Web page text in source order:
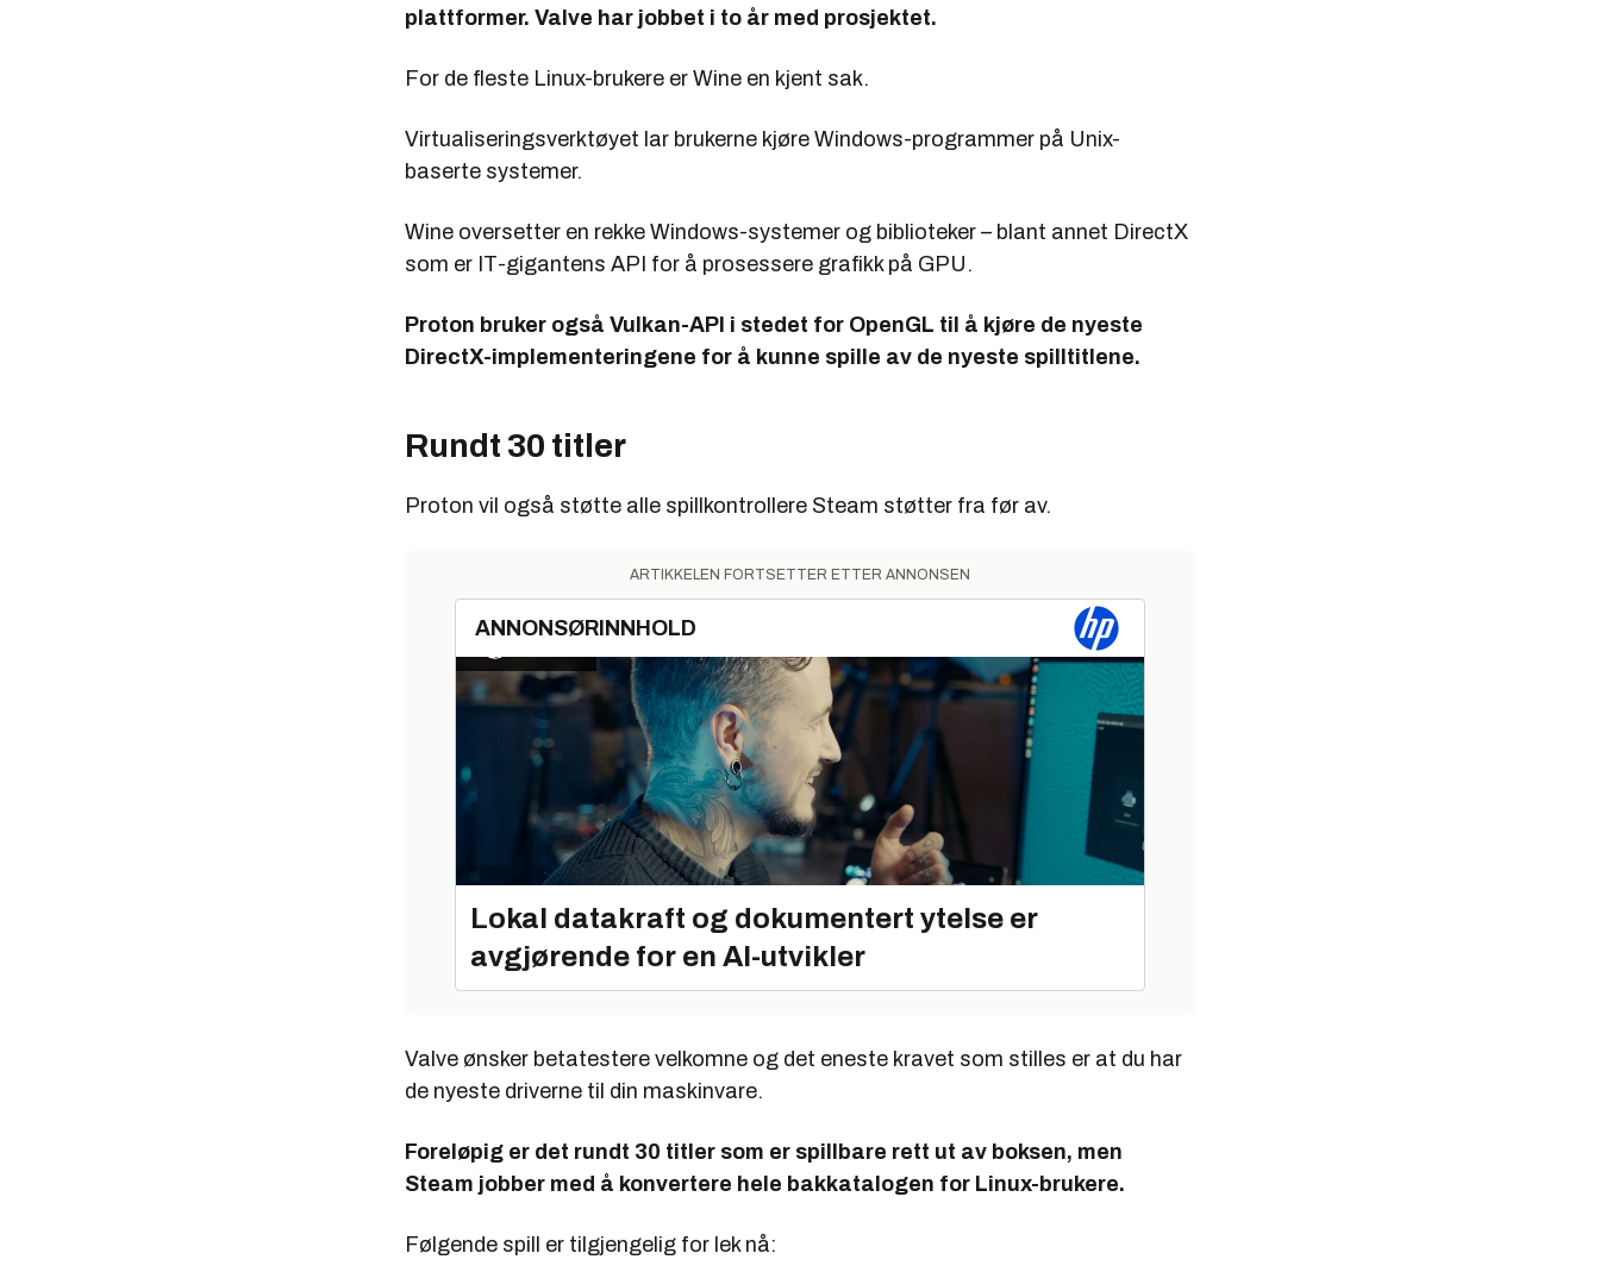
plattformer. Valve har jobbet i to år med prosjektet.
For de fleste Linux-brukere er Wine en kjent sak.
Virtualiseringsverktøyet lar brukerne kjøre Windows-programmer på Unix-
baserte systemer.
Wine oversetter en rekke Windows-systemer og biblioteker – blant annet DirectX
som er IT-gigantens API for å prosessere grafikk på GPU.
Proton bruker også Vulkan-API i stedet for OpenGL til å kjøre de nyeste
DirectX-implementeringene for å kunne spille av de nyeste spilltitlene.
Rundt 30 titler
Proton vil også støtte alle spillkontrollere Steam støtter fra før av.
ARTIKKELEN FORTSETTER ETTER ANNONSEN
ANNONSØRINNHOLD
Lokal datakraft og dokumentert ytelse er
avgjørende for en AI-utvikler
Valve ønsker betatestere velkomne og det eneste kravet som stilles er at du har
de nyeste driverne til din maskinvare.
Foreløpig er det rundt 30 titler som er spillbare rett ut av boksen, men
Steam jobber med å konvertere hele bakkatalogen for Linux-brukere.
Følgende spill er tilgjengelig for lek nå: